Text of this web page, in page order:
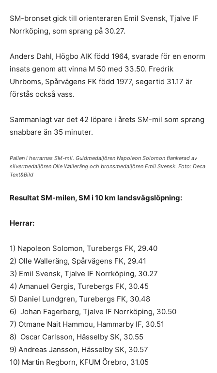
SM-bronset gick till orienteraren Emil Svensk, Tjalve IF
Norrköping, som sprang på 30.27.
Anders Dahl, Högbo AIK född 1964, svarade för en enorm
insats genom att vinna M 50 med 33.50. Fredrik
Uhrboms, Spårvägens FK född 1977, segertid 31.17 är
förstås också vass.
Sammanlagt var det 42 löpare i årets SM-mil som sprang
snabbare än 35 minuter.
Pallen i herrarnas SM-mil. Guldmedaljören Napoleon Solomon flankerad av
silvermedaljören Olle Walleräng och bronsmedaljören Emil Svensk. Foto: Deca
Text&Bild
Resultat SM-milen, SM i 10 km landsvägslöpning:
Herrar:
1) Napoleon Solomon, Turebergs FK, 29.40
2) Olle Walleräng, Spårvägens FK, 29.41
3) Emil Svensk, Tjalve IF Norrköping, 30.27
4) Amanuel Gergis, Turebergs FK, 30.45
5) Daniel Lundgren, Turebergs FK, 30.48
6) Johan Fagerberg, Tjalve IF Norrköping, 30.50
7) Otmane Nait Hammou, Hammarby IF, 30.51
8) Oscar Carlsson, Hässelby SK, 30.55
9) Andreas Jansson, Hässelby SK, 30.57
10) Martin Regborn, KFUM Örebro, 31.05